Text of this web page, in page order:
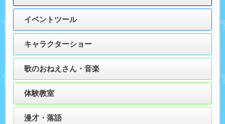
イベントツール
キャラクターショー
歌のおねえさん・音楽
体験教室
漫才・落語